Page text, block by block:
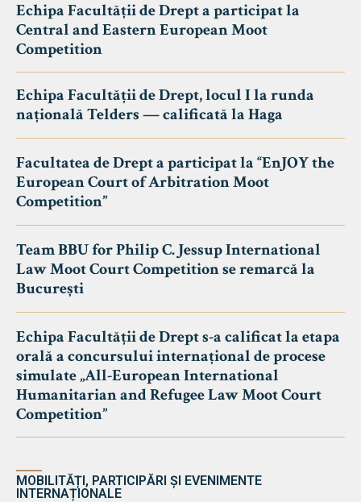
Echipa Facultății de Drept a participat la
Central and Eastern European Moot
Competition
Echipa Facultății de Drept, locul I la runda
națională Telders — calificată la Haga
Facultatea de Drept a participat la “EnJOY the
European Court of Arbitration Moot
Competition”
Team BBU for Philip C. Jessup International
Law Moot Court Competition se remarcă la
București
Echipa Facultății de Drept s-a calificat la etapa
orală a concursului internațional de procese
simulate „All-European International
Humanitarian and Refugee Law Moot Court
Competition”
MOBILITĂȚI, PARTICIPĂRI ȘI EVENIMENTE
INTERNAȚIONALE